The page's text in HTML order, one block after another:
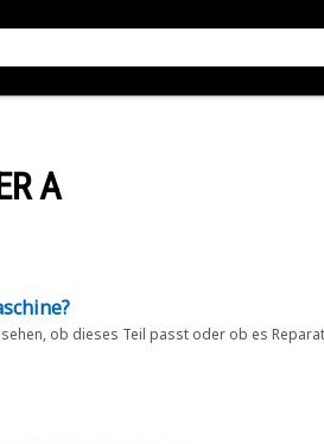
A
sehen, ob dieses Teil passt oder ob es